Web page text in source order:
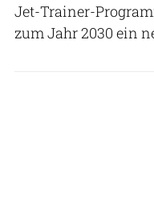
Jet-Trainer-
zum Jahr 2030 ein